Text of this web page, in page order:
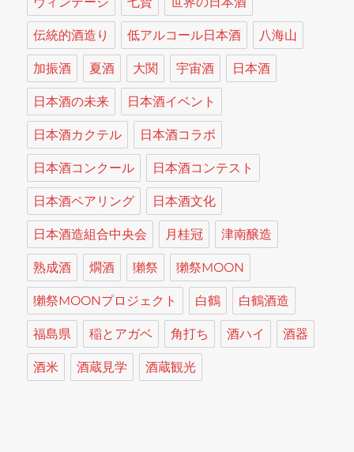
伝統的酒造り 低アルコール日本酒 八海山
加振酒 夏酒 大関 宇宙酒 日本酒
日本酒の未来 日本酒イベント
日本酒カクテル 日本酒コラボ
日本酒コンクール 日本酒コンテスト
日本酒ペアリング 日本酒文化
日本酒造組合中央会 月桂冠 津南醸造
熟成酒 燗酒 獺祭 獺祭MOON
獺祭MOONプロジェクト 白鶴 白鶴酒造
福島県 稲とアガベ 角打ち 酒ハイ 酒器
酒米 酒蔵見学 酒蔵観光